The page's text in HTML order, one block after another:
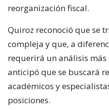
reorganización fiscal.
Quiroz reconoció que se
compleja y que, a
requerirá un análisis más
anticipó que se buscará
académicos y
posiciones.